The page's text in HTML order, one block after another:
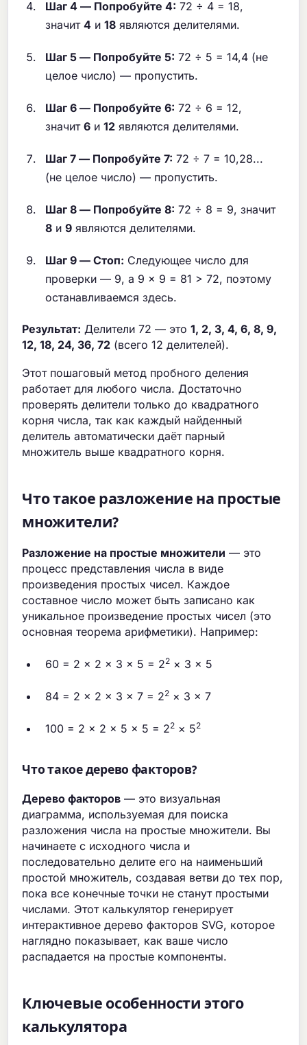
Шаг 4 — Попробуйте 4: 72 ÷ 4 = 18,
значит4 и18 являются делителями.
Шаг 5 — Попробуйте 5: 72 ÷ 5 = 14,4 (не
целое число) — пропустить.
Шаг 6 — Попробуйте 6: 72 ÷ 6 = 12,
значит6 и12 являются делителями.
Шаг 7 — Попробуйте 7: 72 ÷ 7 = 10,28...
(не целое число) — пропустить.
Шаг 8 — Попробуйте 8: 72 ÷ 8 = 9, значит
8 и9 являются делителями.
Шаг 9 — Стоп: Следующее число для
проверки — 9, а 9 × 9 = 81 > 72, поэтому
останавливаемся здесь.
Результат: Делители 72 — это1, 2, 3, 4, 6, 8, 9,
12, 18, 24, 36, 72 (всего 12 делителей).
Этот пошаговый метод пробного деления
работает для любого числа. Достаточно
проверять делители только до квадратного
корня числа, так как каждый найденный
делитель автоматически даёт парный
множитель выше квадратного корня.
Что такое разложение на простые
множители?
Разложение на простые множители — это
процесс представления числа в виде
произведения простых чисел. Каждое
составное число может быть записано как
уникальное произведение простых чисел (это
основная теорема арифметики). Например:
60 = 2 × 2 × 3 × 5 = 22 × 3 × 5
84 = 2 × 2 × 3 × 7 = 22 × 3 × 7
100 = 2 × 2 × 5 × 5 = 22 × 52
Что такое дерево факторов?
Дерево факторов — это визуальная
диаграмма, используемая для поиска
разложения числа на простые множители. Вы
начинаете с исходного числа и
последовательно делите его на наименьший
простой множитель, создавая ветви до тех пор,
пока все конечные точки не станут простыми
числами. Этот калькулятор генерирует
интерактивное дерево факторов SVG, которое
наглядно показывает, как ваше число
распадается на простые компоненты.
Ключевые особенности этого
калькулятора